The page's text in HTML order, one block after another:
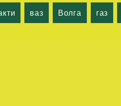
ваз Волга газ